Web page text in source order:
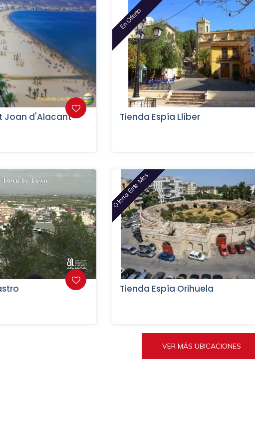
Joan d'Alacant
En Oferta
Tienda Espía Llíber
Oferta Este Mes
Tienda Espía Orihuela
VER MÁS UBICACIONES